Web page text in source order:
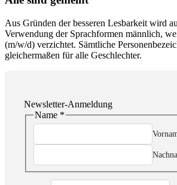
Aus Gründen der besseren Lesbarkeit wird
Verwendung der Sprachformen männlich,
(m/w/d) verzichtet. Sämtliche
gleichermaßen für alle Geschlechter.
Newsletter-Anmeldung
Zustimmung
Name
Name *